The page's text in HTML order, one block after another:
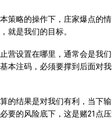
策略的操作下，庄家爆点的
就是我们的目标。
营设置在哪里，通常会是我
本注码，必须要撑到后面对
的结果是对我们有利，当下
要的风险底下，这是赌21点